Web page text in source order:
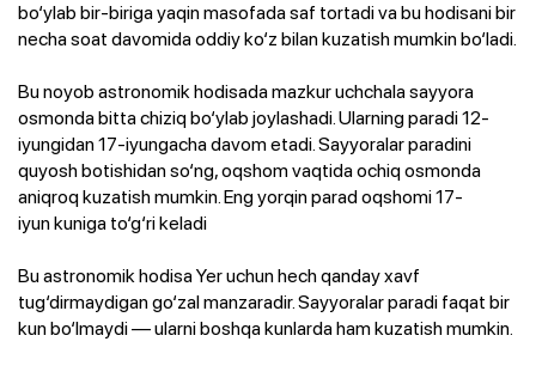
bo‘ylab bir-biriga yaqin masofada saf tortadi va bu hodisani bir
necha soat davomida oddiy ko‘z bilan kuzatish mumkin bo‘ladi.
Bu noyob astronomik hodisada mazkur uchchala sayyora
osmonda bitta chiziq bo‘ylab joylashadi. Ularning paradi 12-
iyungidan17-iyungachadavom etadi. Sayyoralar paradini
quyosh botishidan so‘ng, oqshom vaqtida ochiq osmonda
aniqroq kuzatish mumkin. Eng yorqin parad oqshomi17-
iyunkuniga to‘g‘ri keladi
Bu astronomik hodisa Yer uchun hech qanday xavf
tug‘dirmaydigan go‘zal manzaradir. Sayyoralar paradi faqat bir
kun bo‘lmaydi — ularni boshqa kunlarda ham kuzatish mumkin.